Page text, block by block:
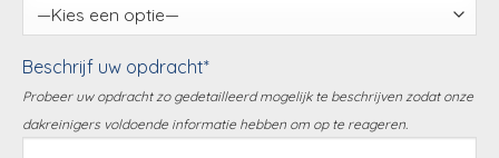
Beschrijf uw opdracht*
Probeer uw opdracht zo gedetailleerd mogelijk te beschrijven zodat onze
dakreinigers voldoende informatie hebben om op te reageren.